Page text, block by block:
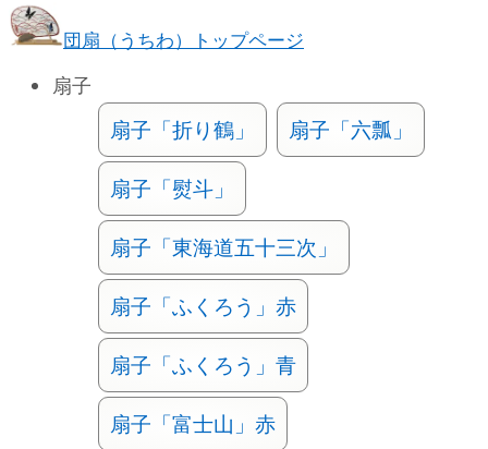
団扇（うちわ）トップページ
扇子
扇子「折り鶴」 扇子「六瓢」
扇子「熨斗」
扇子「東海道五十三次」
扇子「ふくろう」赤
扇子「ふくろう」青
扇子「富士山」赤